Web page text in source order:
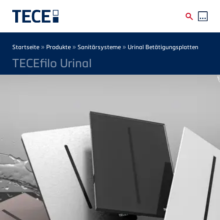
Breadcrumb
Startseite » Produkte » Sanitärsysteme » Urinal Betätigungsplatten
TECEfilo Urinal